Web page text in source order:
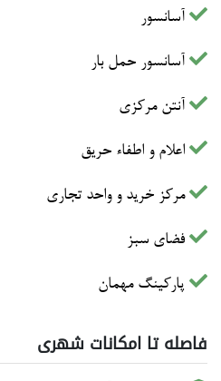
آسانسور
آسانسور حمل بار
آنتن مرکزی
اعلام و اطفاء حریق
مرکز خرید و واحد تجاری
فضای سبز
پارکینگ مهمان
فاصله تا امکانات شهری